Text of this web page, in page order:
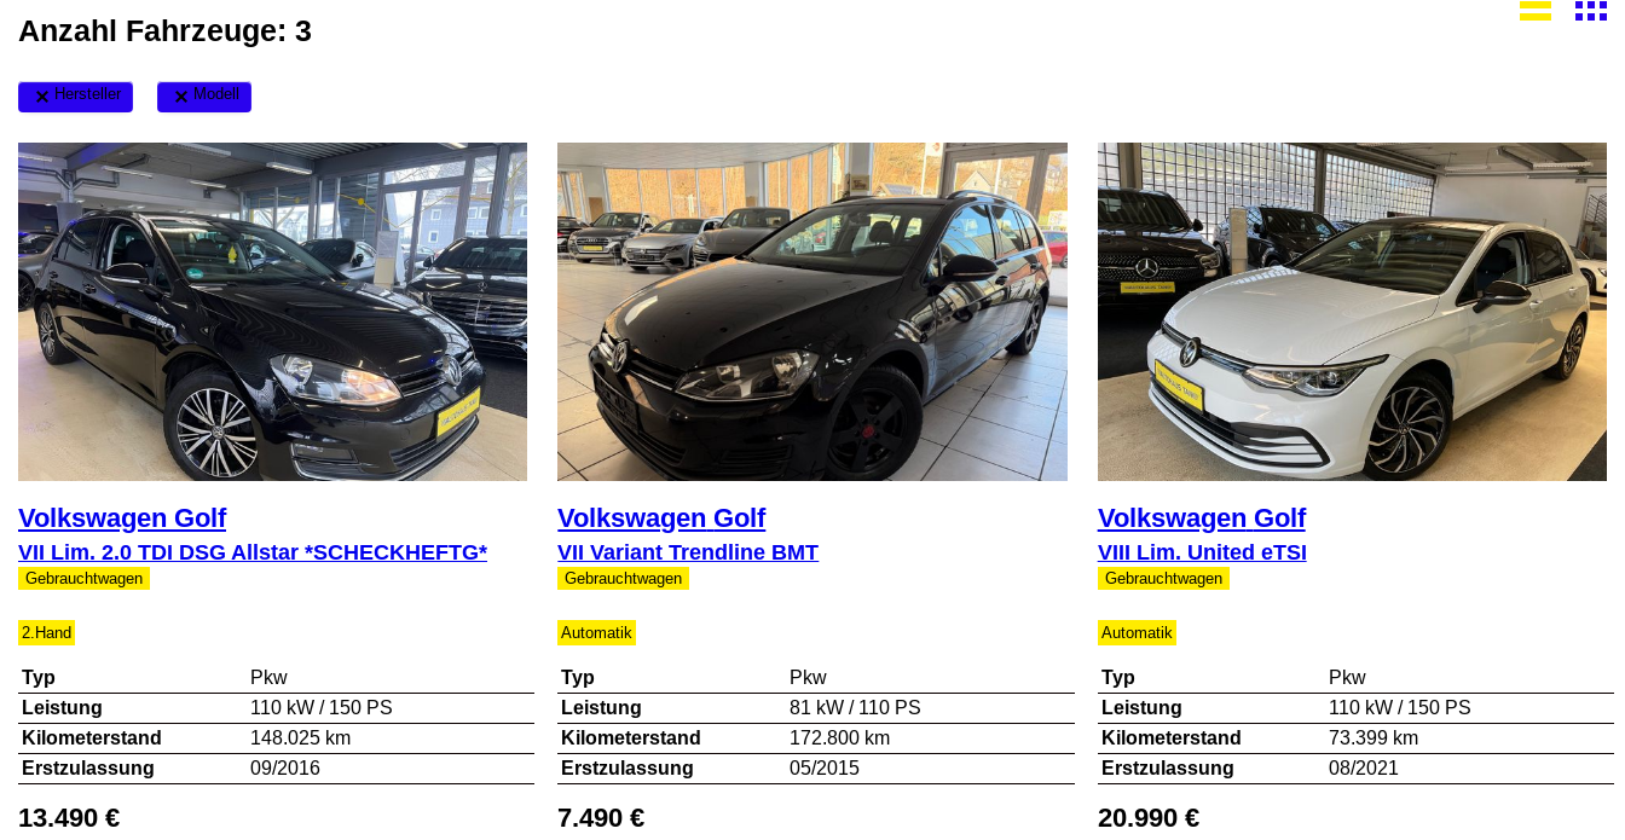
Anzahl Fahrzeuge: 3
Hersteller Modell
Volkswagen Golf
VII Lim. 2.0 TDI DSG Allstar *SCHECKHEFTG*
Gebrauchtwagen
2.Hand
Typ
Pkw
Leistung
110 kW / 150 PS
Kilometerstand
148.025 km
Erstzulassung
09/2016
13.490 €
Volkswagen Golf
VII Variant Trendline BMT
Gebrauchtwagen
Automatik
Typ
Pkw
Leistung
81 kW / 110 PS
Kilometerstand
172.800 km
Erstzulassung
05/2015
7.490 €
Volkswagen Golf
VIII Lim. United eTSI
Gebrauchtwagen
Automatik
Typ
Pkw
Leistung
110 kW / 150 PS
Kilometerstand
73.399 km
Erstzulassung
08/2021
20.990 €